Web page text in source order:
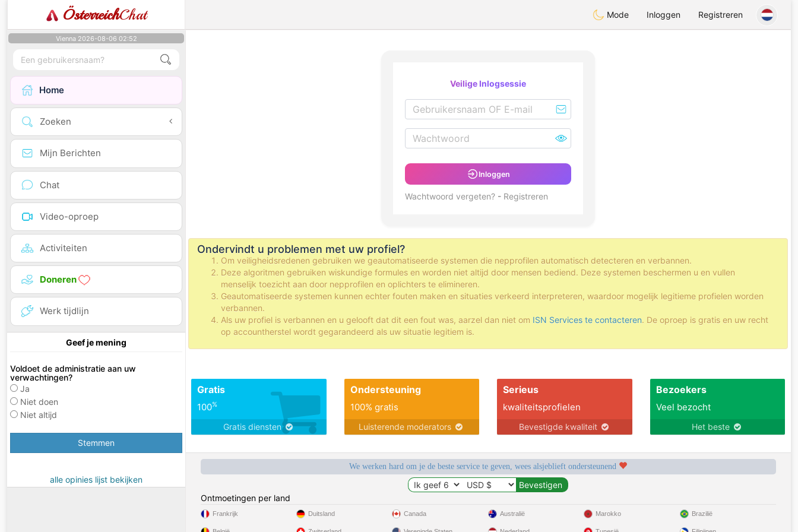
ÖsterreichChat Mode Inloggen Registreren
Vienna 2026-08-06 02:52
Home
Zoeken
Mijn Berichten
Chat
Video-oproep
Activiteiten
Doneren
Werk tijdlijn
Geef je mening
Voldoet de administratie aan uw
verwachtingen?
Ja
Niet doen
Niet altijd
Stemmen
alle opinies lijst bekijken
Veilige Inlogsessie
Inloggen
Wachtwoord vergeten? - Registreren
Ondervindt u problemen met uw profiel?
Om veiligheidsredenen gebruiken we geautomatiseerde systemen die nepprofilen automatisch detecteren en verbannen.
Deze algoritmen gebruiken wiskundige formules en worden niet altijd door mensen bediend. Deze systemen beschermen u en vullen
menselijk toezicht aan door nepprofilen en oplichters te elimineren.
Geautomatiseerde systemen kunnen echter fouten maken en situaties verkeerd interpreteren, waardoor mogelijk legitieme profielen worden
verbannen.
Als uw profiel is verbannen en u gelooft dat dit een fout was, aarzel dan niet om ISN Services te contacteren. De oproep is gratis en uw recht
op accountherstel wordt gegarandeerd als uw situatie legitiem is.
Gratis
100%
Gratis diensten
Ondersteuning
100% gratis
Luisterende moderators
Serieus
kwaliteitsprofielen
Bevestigde kwaliteit
Bezoekers
Veel bezocht
Het beste
We werken hard om je de beste service te geven, wees alsjeblieft ondersteunend
Ontmoetingen per land
Frankrijk Duitsland Canada Australië Marokko Brazilië